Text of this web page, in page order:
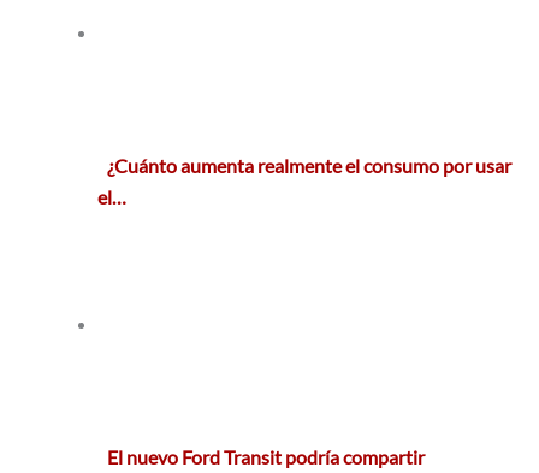
¿Cuánto aumenta realmente el consumo por usar
el…
El nuevo Ford Transit podría compartir